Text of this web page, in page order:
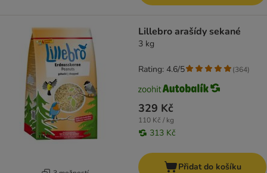
Lillebro arašídy sekané
3 kg
329 Kč
110 Kč / kg
313 Kč
Rating: 4.6/5 (364)
Přidat do košíku